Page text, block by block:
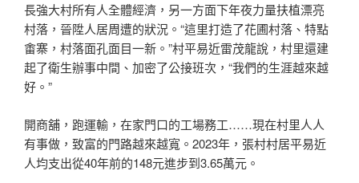
長強大村所有人全體經濟，另一方面下年夜力量扶植漂亮
村落，晉陞人居周遭的狀況。“這里打造了花圃村落、特點
畬寨，村落面孔面目一新。”村平易近雷茂龍說，村里還建
起了衛生辦事中間、加密了公接班次，“我們的生涯越來越
好。”
開商舖，跑運輸，在家門口的工場務工……現在村里人人
有事做，致富的門路越來越寬。2023年，張村村居平易近
人均支出從40年前的148元進步到3.65萬元。